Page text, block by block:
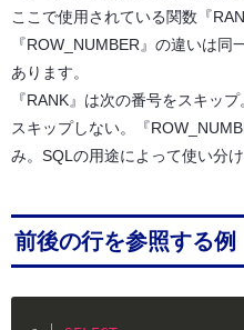
ここで使用されている関数『
『ROW_NUMBER』の違いは
あります。
『RANK』は次の番号をスキッ
スキップしない。『
み。SQLの用途によって使い分け
前後の行を参照する例